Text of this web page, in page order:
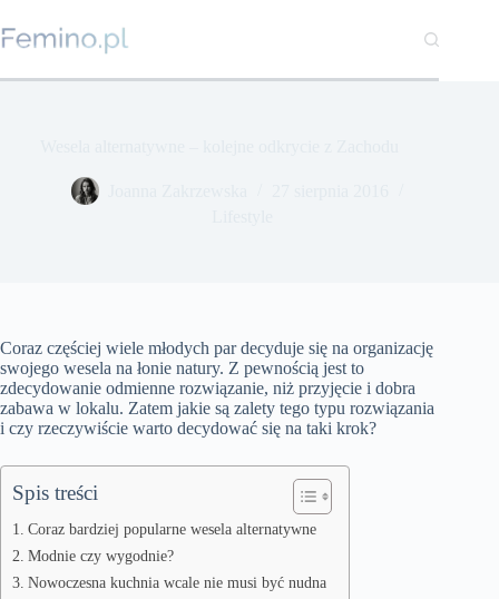
do
treści
Coraz częściej wiele młodych par decyduje się na organizację
swojego wesela na łonie natury. Z pewnością jest to
zdecydowanie odmienne rozwiązanie, niż przyjęcie i dobra
zabawa w lokalu. Zatem jakie są zalety tego typu rozwiązania
i czy rzeczywiście warto decydować się na taki krok?
Spis treści
Coraz bardziej popularne wesela alternatywne
Modnie czy wygodnie?
Nowoczesna kuchnia wcale nie musi być nudna